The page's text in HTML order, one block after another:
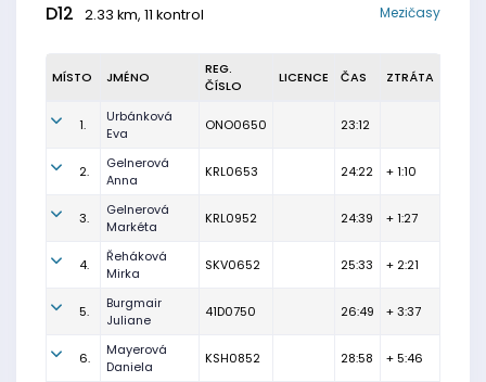
D12 2.33 km, 11 kontrol Mezičasy
MÍSTO JMÉNO
REG.
ČÍSLO
LICENCE ČAS ZTRÁTA
1.
Urbánková
Eva
ONO0650 23:12
2.
Gelnerová
Anna
KRL0653 24:22 + 1:10
3.
Gelnerová
Markéta
KRL0952 24:39 + 1:27
4.
Řeháková
Mirka
SKV0652 25:33 + 2:21
5.
Burgmair
Juliane
41D0750 26:49 + 3:37
6.
Mayerová
Daniela
KSH0852 28:58 + 5:46